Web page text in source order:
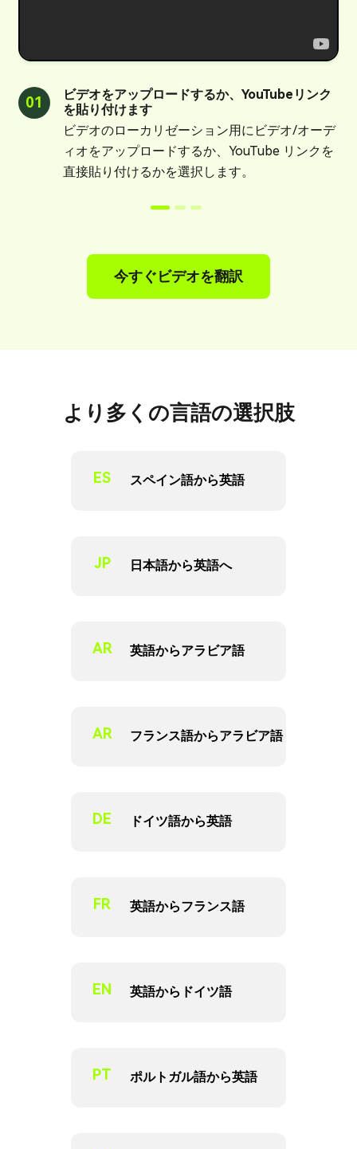
01
ビデオをアップロードするか、YouTubeリンク
を貼り付けます
ビデオのローカリゼーション用にビデオ/オーデ
ィオをアップロードするか、YouTube リンクを
直接貼り付けるかを選択します。
今すぐビデオを翻訳
より多くの言語の選択肢
ES スペイン語から英語
JP 日本語から英語へ
AR 英語からアラビア語
AR フランス語からアラビア語
DE ドイツ語から英語
FR 英語からフランス語
EN 英語からドイツ語
PT ポルトガル語から英語